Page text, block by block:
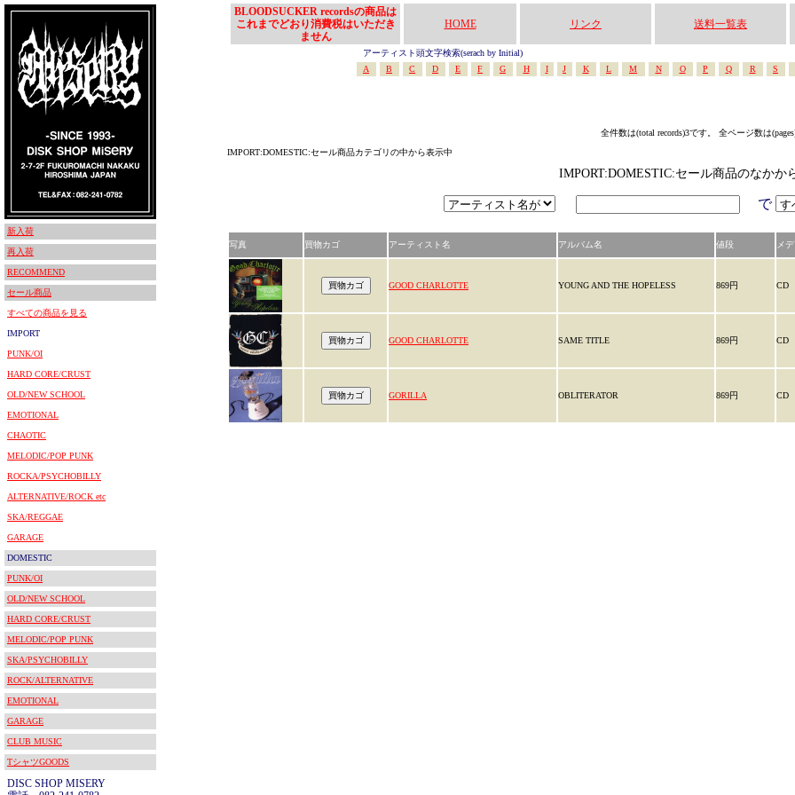
新入荷
再入荷
RECOMMEND
セール商品
すべての商品を見る
IMPORT
PUNK/OI
HARD CORE/CRUST
OLD/NEW SCHOOL
EMOTIONAL
CHAOTIC
MELODIC/POP PUNK
ROCKA/PSYCHOBILLY
ALTERNATIVE/ROCK etc
SKA/REGGAE
GARAGE
DOMESTIC
PUNK/OI
OLD/NEW SCHOOL
HARD CORE/CRUST
MELODIC/POP PUNK
SKA/PSYCHOBILLY
ROCK/ALTERNATIVE
EMOTIONAL
GARAGE
CLUB MUSIC
TシャツGOODS
DISC SHOP MISERY
BLOODSUCKER recordsの商品は
これまでどおり消費税はいただき
ません
HOME リンク 送料一覧表
アーティスト頭文字検索(serach by Initial)
A
B C D E F G H I J K L M N O P Q R S
全件数は(total records)3です。 全ページ数は
IMPORT:DOMESTIC:セール商品カテゴリの中から表示中
IMPORT:DOMESTIC:セール商品のなかか
で
写真 買物カゴ アーティスト名 アルバム名 値段 メ
GOOD CHARLOTTE YOUNG AND THE HOPELESS 869円 CD
GOOD CHARLOTTE SAME TITLE 869円 CD
GORILLA OBLITERATOR 869円 CD